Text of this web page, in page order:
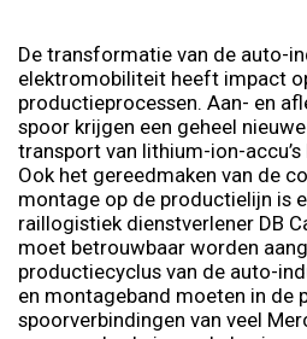
De transformatie van de auto-
elektromobiliteit heeft impact
productieprocessen. Aan- en
spoor krijgen een geheel
transport van lithium-ion-
Ook het gereedmaken van de
montage op de productielijn is
raillogistiek dienstverlener DB
moet betrouwbaar worden
productiecyclus van de auto-
en montageband moeten in de
spoorverbindingen van veel